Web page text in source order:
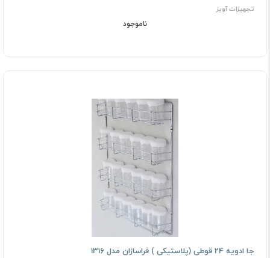
تجهیزات آویز
ناموجود
جا ادویه 24 قوطی (پلاستیکی ) فراسازان مدل 1316